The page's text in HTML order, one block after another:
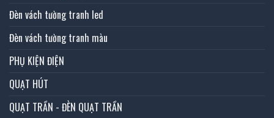
Đèn vách tường tranh led
Đèn vách tường tranh màu
PHỤ KIỆN ĐIỆN
QUẠT HÚT
QUẠT TRẦN - ĐÈN QUẠT TRẦN